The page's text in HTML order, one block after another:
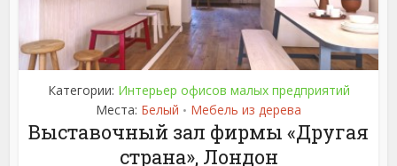
Категории: Интерьер офисов малых предприятий
Места: Белый • Мебель из дерева
Выставочный зал фирмы «Другая
страна», Лондон